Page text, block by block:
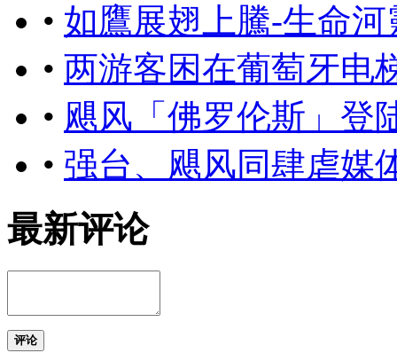
• 如鷹展翅上騰-生命
• 两游客困在葡萄牙电
• 飓风「佛罗伦斯」登
• 强台、飓风同肆虐媒
最新评论
评论